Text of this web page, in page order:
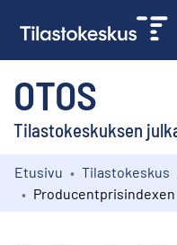
OTOS
Tilastokeskuksen
Kokoelmat
Etusivu Tilastokeskus